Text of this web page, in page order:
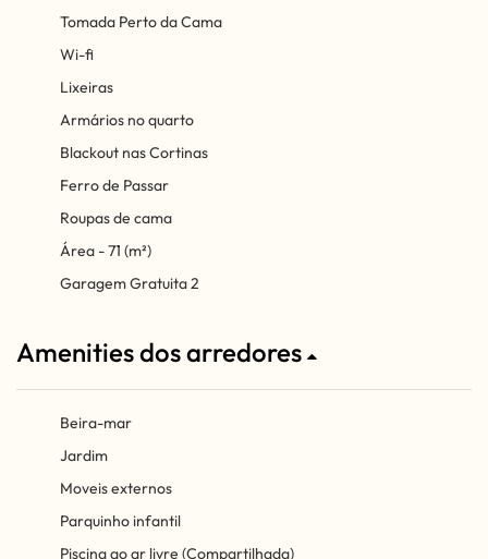
Tomada Perto da Cama
Wi-fi
Lixeiras
Armários no quarto
Blackout nas Cortinas
Ferro de Passar
Roupas de cama
Área - 71 (m²)
Garagem Gratuita 2
Amenities dos arredores
Beira-mar
Jardim
Moveis externos
Parquinho infantil
Piscina ao ar livre (Compartilhada)